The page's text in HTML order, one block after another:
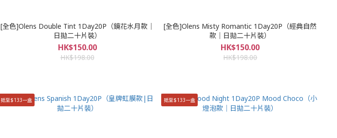
[全色]Olens Double Tint 1Day20P（鏡花水月款｜
日拋二十片裝）
HK$150.00
HK$198.00
[全色]Olens Misty Romantic 1Day20P（經典自然
款｜日拋二十片裝）
HK$150.00
HK$198.00
抵至$133一盒 抵至$133一盒